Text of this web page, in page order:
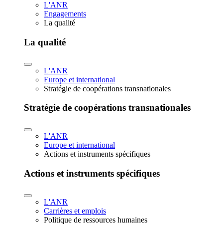
L'ANR
Engagements
La qualité
La qualité
L'ANR
Europe et international
Stratégie de coopérations transnationales
Stratégie de coopérations transnationales
L'ANR
Europe et international
Actions et instruments spécifiques
Actions et instruments spécifiques
L'ANR
Carrières et emplois
Politique de ressources humaines